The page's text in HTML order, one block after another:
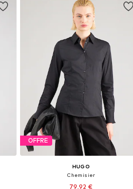
OFFRE
HUGO
Chemisier
79,92 €